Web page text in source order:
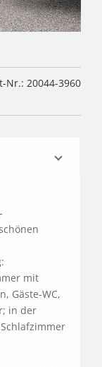
Nr.: 20044-3960
mit
Gäste-WC,
in der